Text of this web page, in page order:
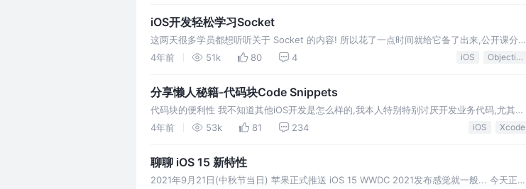
iOS开发轻松学习Socket
这两天很多学员都想听听关于 Socket 的内容! 所以花了一点时间就给它备了出来,公开课分享
完全足够了! 这里通过文字形式纪录下来,方便大家对应学习 Socket是什么? 要了解什么是
4年前 51k 80 4 iOS Objective-C
分享懒人秘籍-代码块Code Snippets
代码块的便利性 我不知道其他iOS开发是怎么样的,我本人特别特别讨厌开发业务代码,尤其那
些永远敲不完的 UI代码 每每敲重复的代码就莫名的烦躁....😒😒😒 但是不开心,你还是要敲.
4年前 53k 81 234 iOS Xcode
聊聊 iOS 15 新特性
2021年9月21日(中秋节当日) 苹果正式推送 iOS 15 WWDC 2021发布感觉就一般... 今天正式